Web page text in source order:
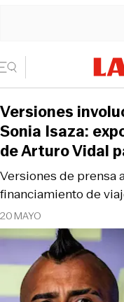
20 MAYO
Versiones de prensa
financiamiento de
Versiones
Sonia Isaza:
de Arturo Vidal